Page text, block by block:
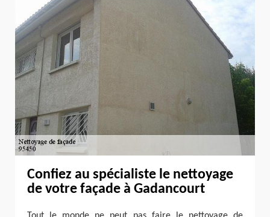
Confiez au spécialiste le nettoyage
de votre façade à Gadancourt